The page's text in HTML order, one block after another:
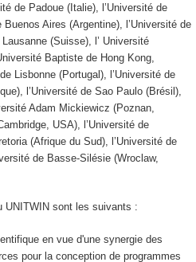
de Padoue (Italie), l’Université de
Buenos Aires (Argentine), l’Université de
(Suisse), l’ Université
Baptiste de Hong Kong,
Lisbonne (Portugal), l’Université de
l’Université de Sao Paulo (Brésil),
Adam Mickiewicz (Poznan,
USA), l’Université de
(Afrique du Sud), l’Université de
de Basse-Silésie (Wroclaw,
UNITWIN sont les suivants :
en vue d'une synergie des
pour la conception de programmes